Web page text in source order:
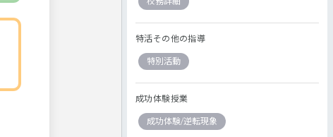
特活その他の指導
特別活動
成功体験授業
成功体験/逆転現象